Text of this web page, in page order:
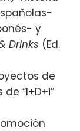
y
Drinks (Ed.
de
“I+D+i”